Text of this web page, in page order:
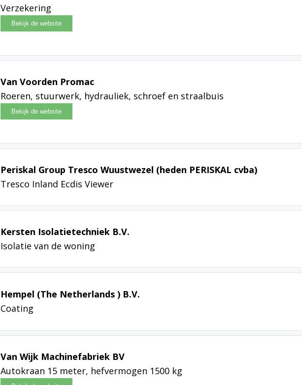
Verzekering
Van Voorden Promac
Roeren, stuurwerk, hydrauliek, schroef en straalbuis
Periskal Group Tresco Wuustwezel (heden PERISKAL cvba)
Tresco Inland Ecdis Viewer
Kersten Isolatietechniek B.V.
Isolatie van de woning
Hempel (The Netherlands ) B.V.
Coating
Van Wijk Machinefabriek BV
Autokraan 15 meter, hefvermogen 1500 kg